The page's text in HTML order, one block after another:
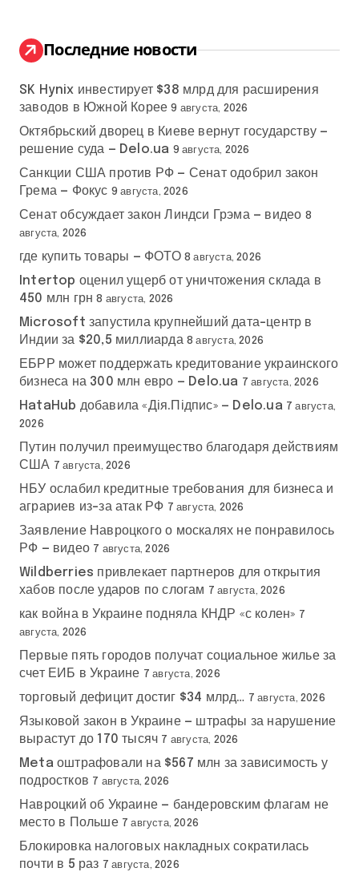
:
Последние новости
SK Hynix инвестирует $38 млрд для расширения
заводов в Южной Корее 9 августа, 2026
Октябрьский дворец в Киеве вернут государству —
решение суда — Delo.ua 9 августа, 2026
Санкции США против РФ — Сенат одобрил закон
Грема — Фокус 9 августа, 2026
Сенат обсуждает закон Линдси Грэма — видео 8
августа, 2026
где купить товары — ФОТО 8 августа, 2026
Intertop оценил ущерб от уничтожения склада в
450 млн грн 8 августа, 2026
Microsoft запустила крупнейший дата-центр в
Индии за $20,5 миллиарда 8 августа, 2026
ЕБРР может поддержать кредитование украинского
бизнеса на 300 млн евро — Delo.ua 7 августа, 2026
HataHub добавила «Дія.Підпис» — Delo.ua 7 августа,
2026
Путин получил преимущество благодаря действиям
США 7 августа, 2026
НБУ ослабил кредитные требования для бизнеса и
аграриев из-за атак РФ 7 августа, 2026
Заявление Навроцкого о москалях не понравилось
РФ — видео 7 августа, 2026
Wildberries привлекает партнеров для открытия
хабов после ударов по слогам 7 августа, 2026
как война в Украине подняла КНДР «с колен» 7
августа, 2026
Первые пять городов получат социальное жилье за
счет ЕИБ в Украине 7 августа, 2026
торговый дефицит достиг $34 млрд… 7 августа, 2026
Языковой закон в Украине — штрафы за нарушение
вырастут до 170 тысяч 7 августа, 2026
Meta оштрафовали на $567 млн за зависимость у
подростков 7 августа, 2026
Навроцкий об Украине — бандеровским флагам не
место в Польше 7 августа, 2026
Блокировка налоговых накладных сократилась
почти в 5 раз 7 августа, 2026